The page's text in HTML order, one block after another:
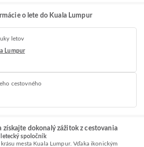
o lete do Kuala Lumpur
letov
Lumpur
cestovného
získajte dokonalý zážitok z cestovania
letecký spoločník
mesta Kuala Lumpur. Vďaka ikonickým